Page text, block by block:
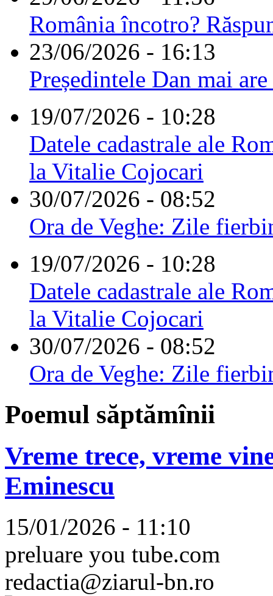
România încotro?
23/06/2026 - 16:13
Președintele Dan mai
19/07/2026 - 10:28
Datele cadastrale ale
la Vitalie Cojocari
30/07/2026 - 08:52
Ora de Veghe: Zile
19/07/2026 - 10:28
Datele cadastrale ale
la Vitalie Cojocari
30/07/2026 - 08:52
Ora de Veghe: Zile
Poemul săptămînii
Vreme trece, vreme
Eminescu
15/01/2026 - 11:10
preluare you tube.com
redactia@ziarul-bn.ro